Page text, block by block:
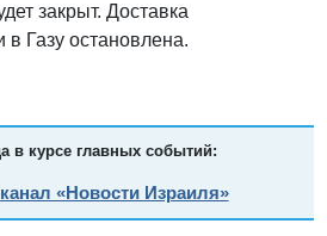
закрыт. Доставка
Газу остановлена.
в курсе главных событий:
«Новости Израиля»